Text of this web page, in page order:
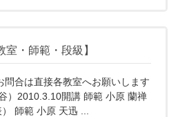
・師範・段級】
問合は直接各教室へお願いします
）2010.3.10開講 師範 小原 蘭禅
師範 小原 天迅 ...